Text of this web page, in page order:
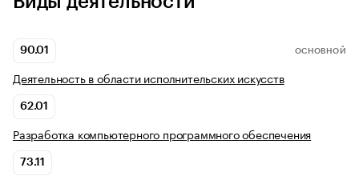
90.01 ОСНОВНОЙ
Деятельность в области исполнительских искусств
62.01
Разработка компьютерного программного обеспечения
73.11